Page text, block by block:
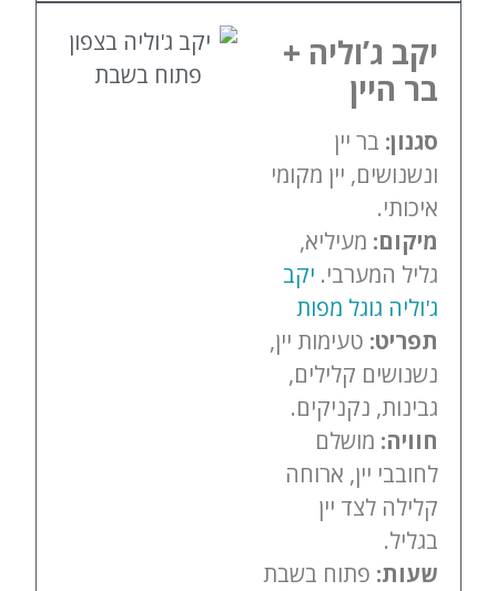
יקב ג’וליה +
בר היין
סגנון: בר יין
ונשנושים, יין מקומי
איכותי.
מיקום: מעיליא,
גליל המערבי. יקב
ג'וליה גוגל מפות
תפריט: טעימות יין,
נשנושים קלילים,
גבינות, נקניקים.
חוויה: מושלם
לחובבי יין, ארוחה
קלילה לצד יין
בגליל.
שעות: פתוח בשבת